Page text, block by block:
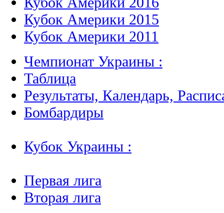
Кубок Америки 2015
Кубок Америки 2011
Чемпионат Украины :
Таблица
Результаты, Календарь,
Бомбардиры
Кубок Украины :
Первая лига
Вторая лига